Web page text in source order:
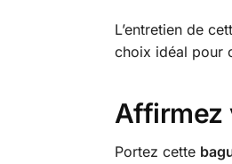
L’entretien de
choix idéal pour
Affirmez
Portez cette